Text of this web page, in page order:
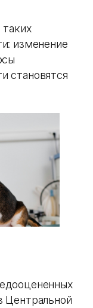
изменение
становятся
Центральной